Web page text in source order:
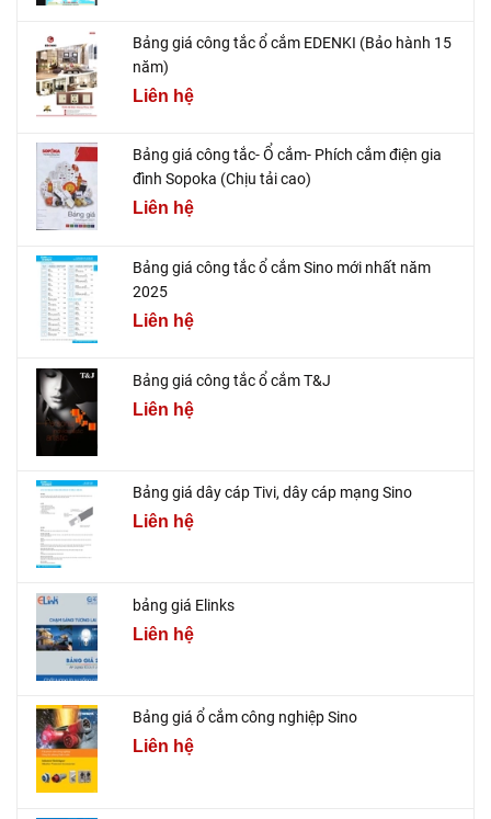
Bảng giá công tắc ổ cắm EDENKI (Bảo hành 15
năm)
Liên hệ
Bảng giá công tắc- Ổ cắm- Phích cắm điện gia
đình Sopoka (Chịu tải cao)
Liên hệ
Bảng giá công tắc ổ cắm Sino mới nhất năm
2025
Liên hệ
Bảng giá công tắc ổ cắm T&J
Liên hệ
Bảng giá dây cáp Tivi, dây cáp mạng Sino
Liên hệ
bảng giá Elinks
Liên hệ
Bảng giá ổ cắm công nghiệp Sino
Liên hệ